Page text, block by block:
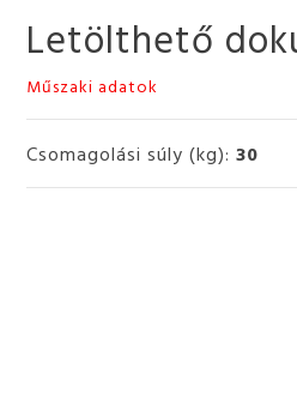
Letölthető
Műszaki adatok
Csomagolási súly (kg):30